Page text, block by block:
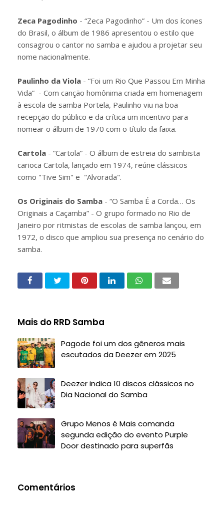
Zeca Pagodinho - “Zeca Pagodinho” - Um dos ícones
do Brasil, o álbum de 1986 apresentou o estilo que
consagrou o cantor no samba e ajudou a projetar seu
nome nacionalmente.
Paulinho da Viola - “Foi um Rio Que Passou Em Minha
Vida” - Com canção homônima criada em homenagem
à escola de samba Portela, Paulinho viu na boa
recepção do público e da crítica um incentivo para
nomear o álbum de 1970 com o título da faixa.
Cartola - “Cartola” - O álbum de estreia do sambista
carioca Cartola, lançado em 1974, reúne clássicos
como "Tive Sim" e "Alvorada".
Os Originais do Samba - “O Samba É a Corda… Os
Originais a Caçamba” - O grupo formado no Rio de
Janeiro por ritmistas de escolas de samba lançou, em
1972, o disco que ampliou sua presença no cenário do
samba.
Mais do RRD Samba
Pagode foi um dos gêneros mais
escutados da Deezer em 2025
Deezer indica 10 discos clássicos no
Dia Nacional do Samba
Grupo Menos é Mais comanda
segunda edição do evento Purple
Door destinado para superfãs
Comentários